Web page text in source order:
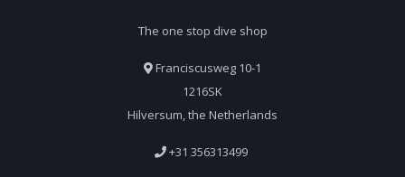
The one stop dive shop
Franciscusweg 10-1
1216SK
Hilversum, the Netherlands
+31 356313499